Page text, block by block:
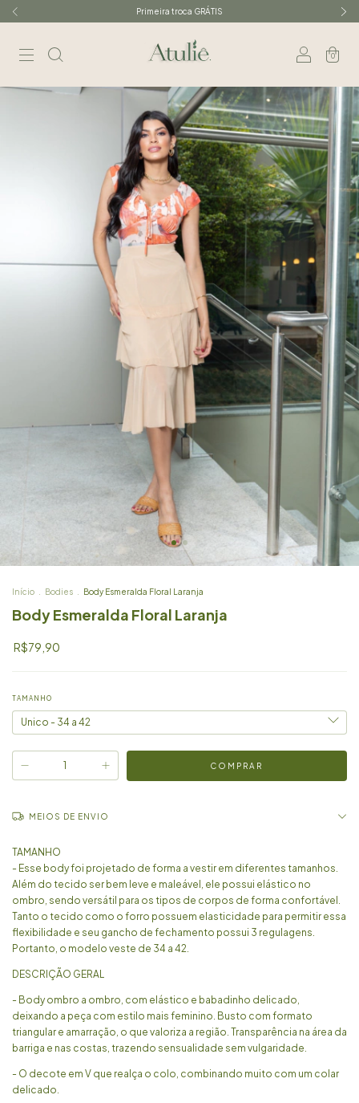
Primeira troca GRÁTIS
0
Início Bodies Body Esmeralda Floral Laranja
Body Esmeralda Floral Laranja
R$79,90
TAMANHO
MEIOS DE ENVIO
TAMANHO
- Esse body foi projetado de forma a vestir em diferentes tamanhos.
Além do tecido ser bem leve e maleável, ele possui elástico no
ombro, sendo versátil para os tipos de corpos de forma confortável.
Tanto o tecido como o forro possuem elasticidade para permitir essa
flexibilidade e seu gancho de fechamento possui 3 regulagens.
Portanto, o modelo veste de 34 a 42.
DESCRIÇÃO GERAL
- Body ombro a ombro, com elástico e babadinho delicado,
deixando a peça com estilo mais feminino. Busto com formato
triangular e amarração, o que valoriza a região. Transparência na área da
barriga e nas costas, trazendo sensualidade sem vulgaridade.
- O decote em V que realça o colo, combinando muito com um colar
delicado.